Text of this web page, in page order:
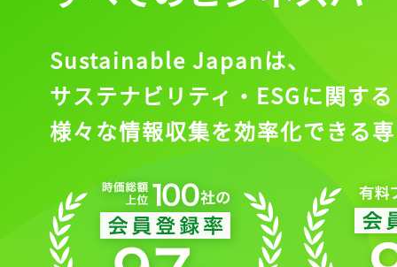
Sustainable Japanは、
サステナビリティ・ESGに関する
様々な情報収集を効率化できる